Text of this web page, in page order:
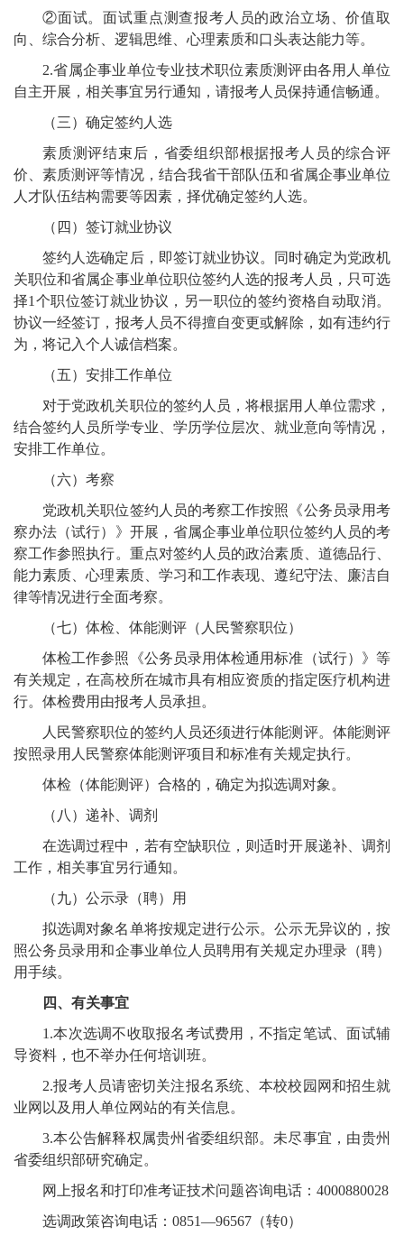
②面试。面试重点测查报考人员的政治立场、价值取
向、综合分析、逻辑思维、心理素质和口头表达能力等。
2.省属企事业单位专业技术职位素质测评由各用人单位
自主开展，相关事宜另行通知，请报考人员保持通信畅通。
（三）确定签约人选
素质测评结束后，省委组织部根据报考人员的综合评
价、素质测评等情况，结合我省干部队伍和省属企事业单位
人才队伍结构需要等因素，择优确定签约人选。
（四）签订就业协议
签约人选确定后，即签订就业协议。同时确定为党政机
关职位和省属企事业单位职位签约人选的报考人员，只可选
择1个职位签订就业协议，另一职位的签约资格自动取消。
协议一经签订，报考人员不得擅自变更或解除，如有违约行
为，将记入个人诚信档案。
（五）安排工作单位
对于党政机关职位的签约人员，将根据用人单位需求，
结合签约人员所学专业、学历学位层次、就业意向等情况，
安排工作单位。
（六）考察
党政机关职位签约人员的考察工作按照《公务员录用考
察办法（试行）》开展，省属企事业单位职位签约人员的考
察工作参照执行。重点对签约人员的政治素质、道德品行、
能力素质、心理素质、学习和工作表现、遵纪守法、廉洁自
律等情况进行全面考察。
（七）体检、体能测评（人民警察职位）
体检工作参照《公务员录用体检通用标准（试行）》等
有关规定，在高校所在城市具有相应资质的指定医疗机构进
行。体检费用由报考人员承担。
人民警察职位的签约人员还须进行体能测评。体能测评
按照录用人民警察体能测评项目和标准有关规定执行。
体检（体能测评）合格的，确定为拟选调对象。
（八）递补、调剂
在选调过程中，若有空缺职位，则适时开展递补、调剂
工作，相关事宜另行通知。
（九）公示录（聘）用
拟选调对象名单将按规定进行公示。公示无异议的，按
照公务员录用和企事业单位人员聘用有关规定办理录（聘）
用手续。
四、有关事宜
1.本次选调不收取报名考试费用，不指定笔试、面试辅
导资料，也不举办任何培训班。
2.报考人员请密切关注报名系统、本校校园网和招生就
业网以及用人单位网站的有关信息。
3.本公告解释权属贵州省委组织部。未尽事宜，由贵州
省委组织部研究确定。
网上报名和打印准考证技术问题咨询电话：4000880028
选调政策咨询电话：0851—96567（转0）